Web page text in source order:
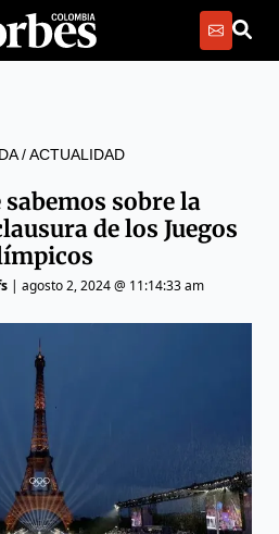
/ACTUALIDAD
sobre la
de los Juegos
| agosto 2, 2024 @ 11:14:33 am